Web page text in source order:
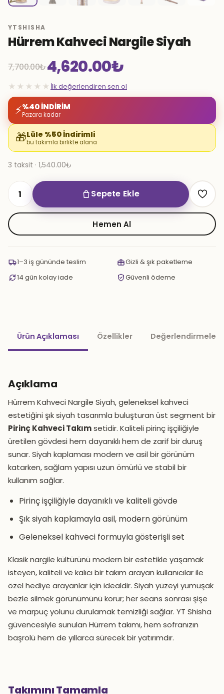
YTSHISHA
Hürrem Kahveci Nargile Siyah
7,700.00₺
Orijinal
fiyat:
7,700.00₺.
4,620.00₺
Şu
andaki
fiyat:
4,620.00₺.
★★★★★ İlk değerlendiren sen ol
⚡%40 İNDİRİM
Pazara kadar
🎁Lüle %50 İndirimli
bu takımla birlikte alana
3 taksit · 1,540.00₺
Hürrem
Kahveci
Nargile
Siyah
Sepete Ekle
Hemen Al
1–3 iş gününde teslim
Gizli & şık paketleme
14 gün kolay iade
Güvenli ödeme
Ürün Açıklaması Özellikler Değerlendirmeler
Açıklama
Hürrem Kahveci Nargile Siyah, geleneksel kahveci
estetiğini şık siyah tasarımla buluşturan üst segment bir
Pirinç Kahveci Takımsetidir. Kaliteli pirinç işçiliğiyle
üretilen gövdesi hem dayanıklı hem de zarif bir duruş
sunar. Siyah kaplaması modern ve asil bir görünüm
katarken, sağlam yapısı uzun ömürlü ve stabil bir
kullanım sağlar.
Pirinç işçiliğiyle dayanıklı ve kaliteli gövde
Şık siyah kaplamayla asil, modern görünüm
Geleneksel kahveci formuyla gösterişli set
Klasik nargile kültürünü modern bir estetikle yaşamak
isteyen, kaliteli ve kalıcı bir takım arayan kullanıcılar ile
özel hediye arayanlar için idealdir. Siyah yüzeyi yumuşak
bezle silmek görünümünü korur; her seans sonrası şişe
ve marpuç yolunu durulamak temizliği sağlar. YT Shisha
güvencesiyle sunulan Hürrem takımı, hem sofranızın
başrolü hem de yıllarca sürecek bir yatırımdır.
Takımını Tamamla